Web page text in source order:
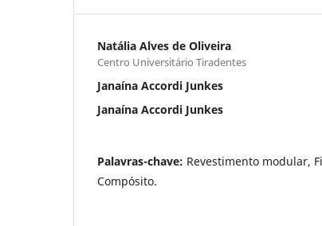
Natália Alves de Oliveira
Centro Universitário Tiradentes
Janaína Accordi Junkes
Janaína Accordi Junkes
Palavras-chave: Revestimento modular,
Compósito.